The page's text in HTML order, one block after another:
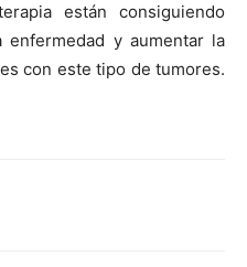
están consiguiendo
y aumentar la
con este tipo de tumores.